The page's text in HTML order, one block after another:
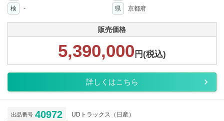
検
- 県 京都府
販売価格
5,390,000 円(税込)
詳しくはこちら
出品番号 40972 UDトラックス（日産）